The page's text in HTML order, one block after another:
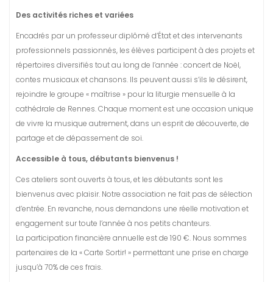
Des activités riches et variées
Encadrés par un professeur diplômé d’État et des intervenants
professionnels passionnés, les élèves participent à des projets et
répertoires diversifiés tout au long de l’année : concert de Noël,
contes musicaux et chansons. Ils peuvent aussi s’ils le désirent,
rejoindre le groupe « maîtrise » pour la liturgie mensuelle à la
cathédrale de Rennes. Chaque moment est une occasion unique
de vivre la musique autrement, dans un esprit de découverte, de
partage et de dépassement de soi.
Accessible à tous, débutants bienvenus !
Ces ateliers sont ouverts à tous, et les débutants sont les
bienvenus avec plaisir. Notre association ne fait pas de sélection
d’entrée. En revanche, nous demandons une réelle motivation et
engagement sur toute l’année à nos petits chanteurs.
La participation financière annuelle est de 190 €. Nous sommes
partenaires de la « Carte Sortir! » permettant une prise en charge
jusqu’à 70% de ces frais.